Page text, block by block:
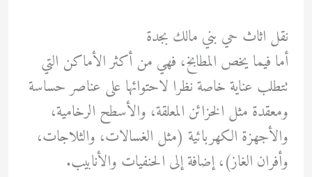
نقل اثاث حي بني مالك بجدة
أما فيما يخص المطابخ، فهي من أكثر الأماكن التي
تتطلب عناية خاصة نظرا لاحتوائها على عناصر حساسة
ومعقدة مثل الخزائن المعلقة، والأسطح الرخامية،
والأجهزة الكهربائية (مثل الغسالات، والثلاجات،
وأفران الغاز)، إضافة إلى الحنفيات والأنابيب.